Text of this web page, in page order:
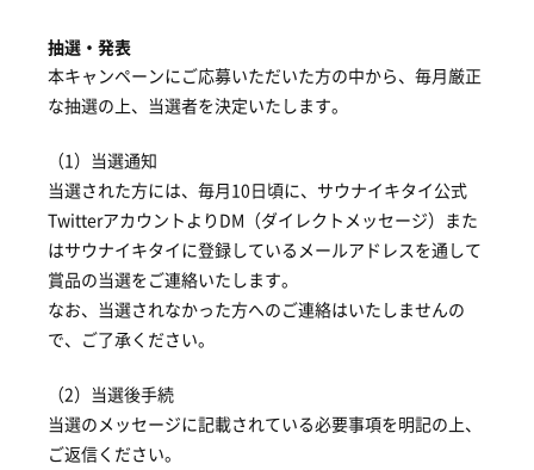
抽選・発表
本キャンペーンにご応募いただいた方の中から、毎月厳正
な抽選の上、当選者を決定いたします。
（1）当選通知
当選された方には、毎月10日頃に、サウナイキタイ公式
TwitterアカウントよりDM（ダイレクトメッセージ）また
はサウナイキタイに登録しているメールアドレスを通して
賞品の当選をご連絡いたします。
なお、当選されなかった方へのご連絡はいたしませんの
で、ご了承ください。
（2）当選後手続
当選のメッセージに記載されている必要事項を明記の上、
ご返信ください。